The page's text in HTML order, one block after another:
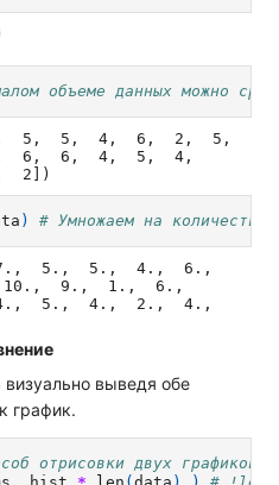
объеме данных можно
5,  5,  4,  6,  2,  5,
6,  6,  4,  5,  4,
4,  2])
) # Умножаем на
5.,  5.,  4.,  6.,
9.,  1.,  6.,
выведя обе
график.
отрисовки двух графиков